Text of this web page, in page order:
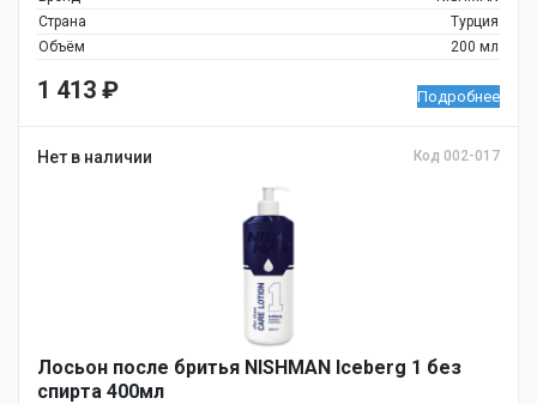
Страна
Турция
Объём
200 мл
1 413 ₽ Подробнее
Нет в наличии Код 002-017
Лосьон после бритья NISHMAN Iceberg 1 без
спирта 400мл